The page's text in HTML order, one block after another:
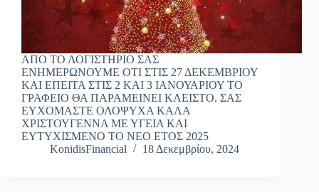
ΑΠΟ ΤΟ ΛΟΓΙΣΤΗΡΙΟ ΣΑΣ
ΕΝΗΜΕΡΩΝΟΥΜΕ ΟΤΙ ΣΤΙΣ 27 ΔΕΚΕΜΒΡΙΟΥ
ΚΑΙ ΕΠΕΙΤΑ ΣΤΙΣ 2 ΚΑΙ 3 ΙΑΝΟΥΑΡΙΟΥ ΤΟ
ΓΡΑΦΕΙΟ ΘΑ ΠΑΡΑΜΕΙΝΕΙ ΚΛΕΙΣΤΟ. ΣΑΣ
ΕΥΧΟΜΑΣΤΕ ΟΛΟΨΥΧΑ ΚΑΛΑ
ΧΡΙΣΤΟΥΓΕΝΝΑ ΜΕ ΥΓΕΙΑ ΚΑΙ
ΕΥΤΥΧΙΣΜΕΝΟ ΤΟ ΝΕΟ ΕΤΟΣ 2025
KonidisFinancial
18 Δεκεμβρίου, 2024